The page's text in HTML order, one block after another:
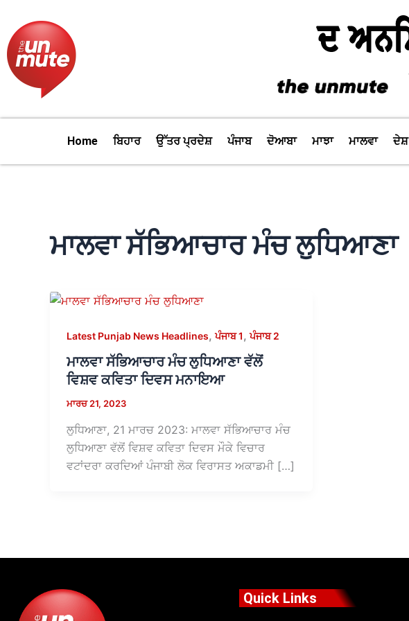
content
Home ਬਿਹਾਰ ਉੱਤਰ ਪ੍ਰਦੇਸ਼ ਪੰਜਾਬ ਦੋਆਬਾ ਮਾਝਾ ਮਾਲਵਾ ਦੇਸ਼
ਮਾਲਵਾ ਸੱਭਿਆਚਾਰ ਮੰਚ ਲੁਧਿਆਣਾ
Latest Punjab News Headlines,ਪੰਜਾਬ 1,ਪੰਜਾਬ 2
ਮਾਲਵਾ ਸੱਭਿਆਚਾਰ ਮੰਚ ਲੁਧਿਆਣਾ ਵੱਲੋਂ
ਵਿਸ਼ਵ ਕਵਿਤਾ ਦਿਵਸ ਮਨਾਇਆ
ਮਾਰਚ 21, 2023
ਲੁਧਿਆਣਾ, 21 ਮਾਰਚ 2023: ਮਾਲਵਾ ਸੱਭਿਆਚਾਰ ਮੰਚ
ਲੁਧਿਆਣਾ ਵੱਲੋਂ ਵਿਸ਼ਵ ਕਵਿਤਾ ਦਿਵਸ ਮੌਕੇ ਵਿਚਾਰ
ਵਟਾਂਦਰਾ ਕਰਦਿਆਂ ਪੰਜਾਬੀ ਲੋਕ ਵਿਰਾਸਤ ਅਕਾਡਮੀ […]
Quick Links